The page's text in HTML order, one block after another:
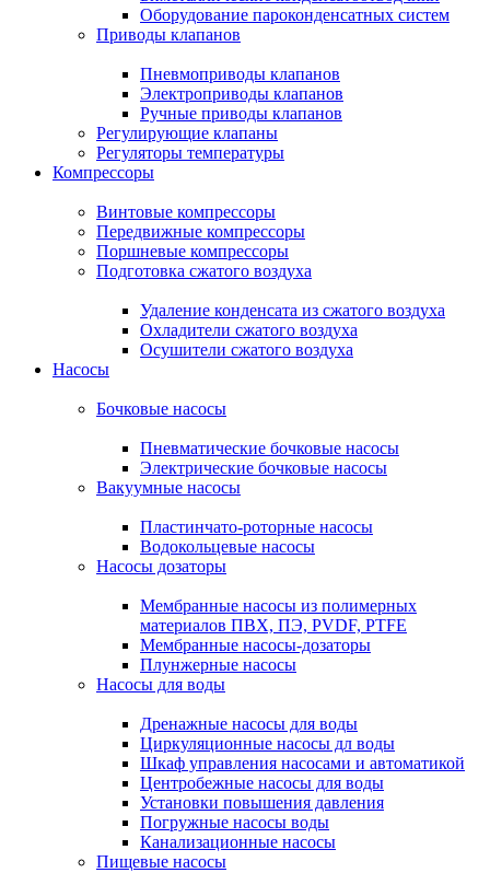
Оборудование пароконденсатных систем
Приводы клапанов
Пневмоприводы клапанов
Электроприводы клапанов
Ручные приводы клапанов
Регулирующие клапаны
Регуляторы температуры
Компрессоры
Винтовые компрессоры
Передвижные компрессоры
Поршневые компрессоры
Подготовка сжатого воздуха
Удаление конденсата из сжатого воздуха
Охладители сжатого воздуха
Осушители сжатого воздуха
Насосы
Бочковые насосы
Пневматические бочковые насосы
Электрические бочковые насосы
Вакуумные насосы
Пластинчато-роторные насосы
Водокольцевые насосы
Насосы дозаторы
Мембранные насосы из полимерных
материалов ПВХ, ПЭ, PVDF, PTFE
Мембранные насосы-дозаторы
Плунжерные насосы
Насосы для воды
Дренажные насосы для воды
Циркуляционные насосы дл воды
Шкаф управления насосами и автоматикой
Центробежные насосы для воды
Установки повышения давления
Погружные насосы воды
Канализационные насосы
Пищевые насосы